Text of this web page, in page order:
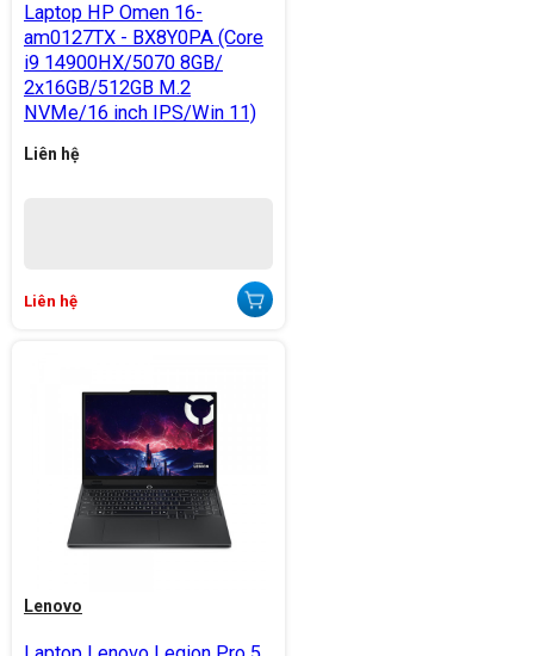
Laptop HP Omen 16-
am0127TX - BX8Y0PA (Core
i9 14900HX/5070 8GB/
2x16GB/512GB M.2
NVMe/16 inch IPS/Win 11)
Liên hệ
Liên hệ
Lenovo